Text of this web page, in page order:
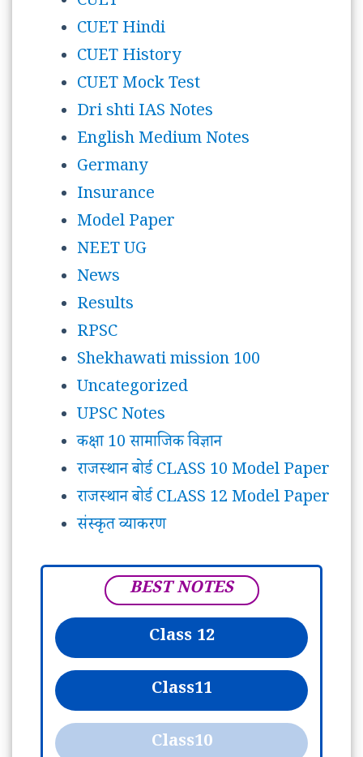
CUET Hindi
CUET History
CUET Mock Test
Dri shti IAS Notes
English Medium Notes
Germany
Insurance
Model Paper
NEET UG
News
Results
RPSC
Shekhawati mission 100
Uncategorized
UPSC Notes
कक्षा 10 सामाजिक विज्ञान
राजस्थान बोर्ड CLASS 10 Model Paper
राजस्थान बोर्ड CLASS 12 Model Paper
संस्कृत व्याकरण
BEST NOTES
Class 12
Class11
Class10